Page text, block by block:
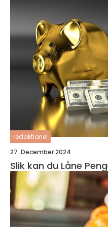
redaktionel
27. December 2024
Slik kan du Låne